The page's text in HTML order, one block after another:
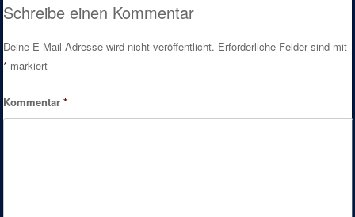
Schreibe einen Kommentar
Deine E-Mail-Adresse wird nicht veröffentlicht. Erforderliche Felder sind mit
* markiert
Kommentar*